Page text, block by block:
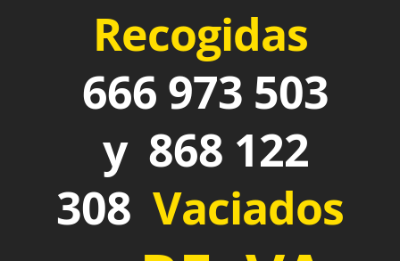
Recogidas
666 973 503
y 868 122
308 Vaciados